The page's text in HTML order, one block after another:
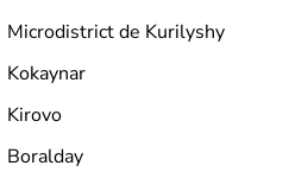
Microdistrict de Kurilyshy
Kokaynar
Kirovo
Boralday